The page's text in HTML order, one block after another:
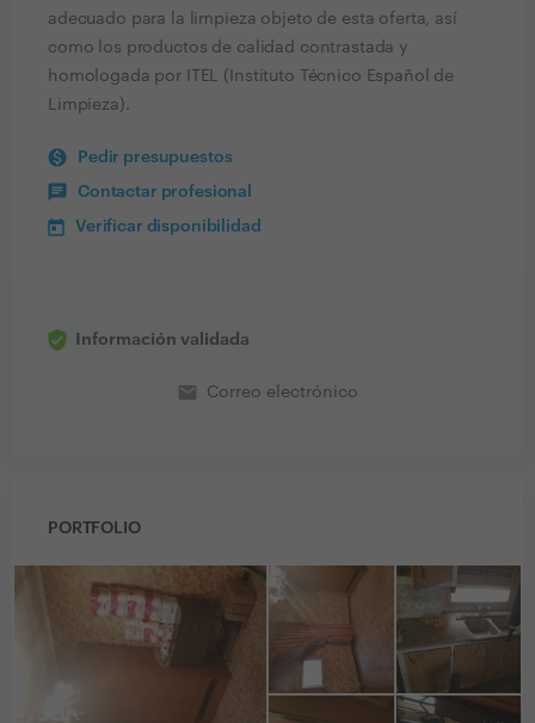
adecuado para la limpieza objeto de esta oferta, así
como los productos de calidad contrastada y
homologada por ITEL (Instituto Técnico Español de
Limpieza).
Pedir presupuestos
Contactar profesional
Verificar disponibilidad
Información validada
email Correo electrónico
PORTFOLIO